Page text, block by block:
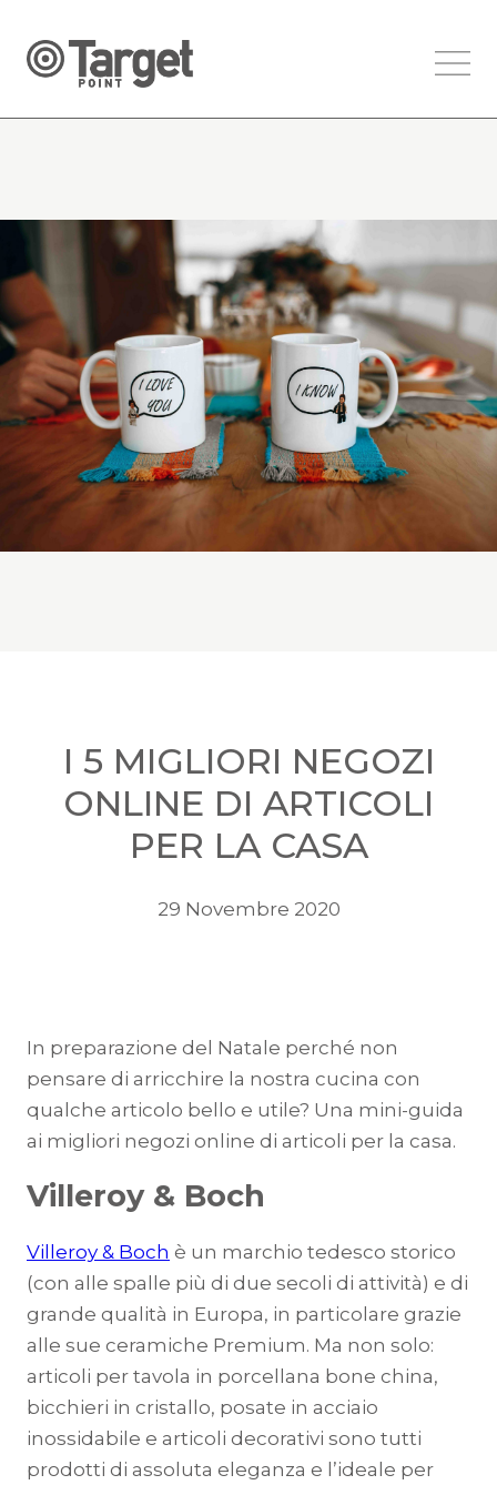
I 5 MIGLIORI NEGOZI
ONLINE DI ARTICOLI
PER LA CASA
29 Novembre 2020
In preparazione del Natale perché non
pensare di arricchire la nostra cucina con
qualche articolo bello e utile? Una mini-guida
ai migliori negozi online di articoli per la casa.
Villeroy & Boch
Villeroy & Boch è un marchio tedesco storico
(con alle spalle più di due secoli di attività) e di
grande qualità in Europa, in particolare grazie
alle sue ceramiche Premium. Ma non solo:
articoli per tavola in porcellana bone china,
bicchieri in cristallo, posate in acciaio
inossidabile e articoli decorativi sono tutti
prodotti di assoluta eleganza e l’ideale per